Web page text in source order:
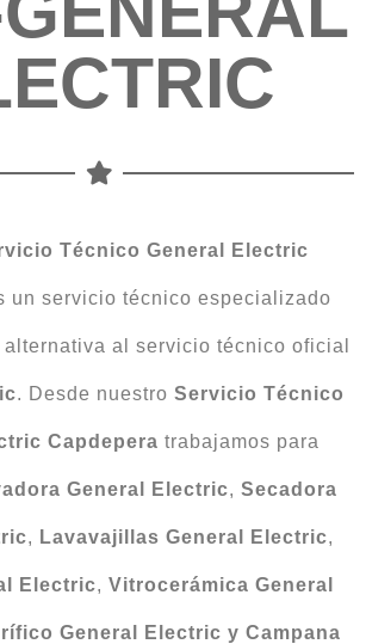
Técnico General Electric
un servicio técnico especializado
al servicio técnico oficial
. Desde nuestro Servicio Técnico
Capdepera trabajamos para
General Electric, Secadora
, Lavavajillas General Electric,
Electric, Vitrocerámica General
General Electric y Campana